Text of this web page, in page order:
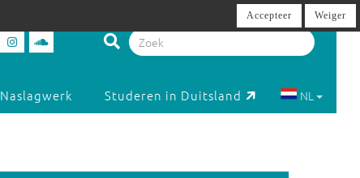
Naslagwerk Studeren in Duitsland NL
Accepteer Weiger